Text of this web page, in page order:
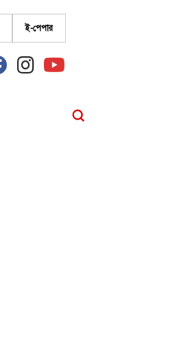
ই-পেপার
fab
fa-
fab
fa-
fab
fa-